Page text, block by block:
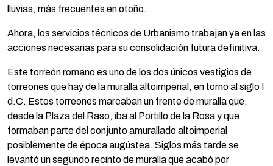
lluvias, más frecuentes en otoño.
Ahora, los servicios técnicos de Urbanismo trabajan ya en las
acciones necesarias para su consolidación futura definitiva.
Este torreón romano es uno de los dos únicos vestigios de
torreones que hay de la muralla altoimperial, en torno al siglo I
d.C. Estos torreones marcaban un frente de muralla que,
desde la Plaza del Raso, iba al Portillo de la Rosa y que
formaban parte del conjunto amurallado altoimperial
posiblemente de época augústea. Siglos más tarde se
levantó un segundo recinto de muralla que acabó por